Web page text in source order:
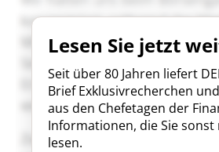
Lesen Sie jetzt
Seit über 80 Jahren liefert
Brief Exklusivrecherchen
aus den Chefetagen der
Informationen, die Sie sonst
lesen.